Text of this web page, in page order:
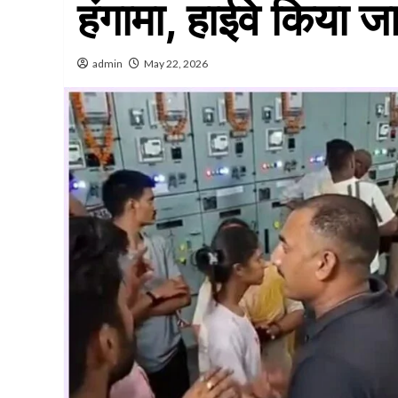
हंगामा, हाईवे किया
admin May 22, 2026